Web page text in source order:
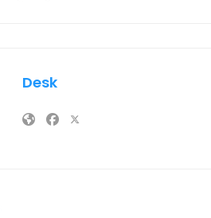
Desk